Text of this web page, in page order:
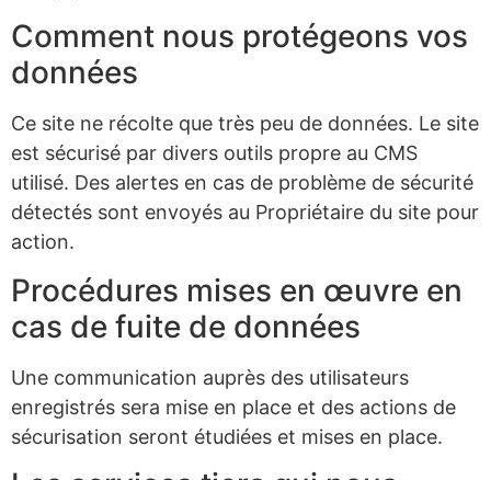
Comment nous protégeons vos
données
Ce site ne récolte que très peu de données. Le site
est sécurisé par divers outils propre au CMS
utilisé. Des alertes en cas de problème de sécurité
détectés sont envoyés au Propriétaire du site pour
action.
Procédures mises en œuvre en
cas de fuite de données
Une communication auprès des utilisateurs
enregistrés sera mise en place et des actions de
sécurisation seront étudiées et mises en place.